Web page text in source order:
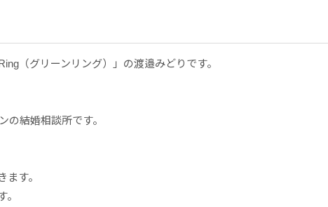
（グリーンリング）」の渡邉みどりです。
の結婚相談所です。
す。